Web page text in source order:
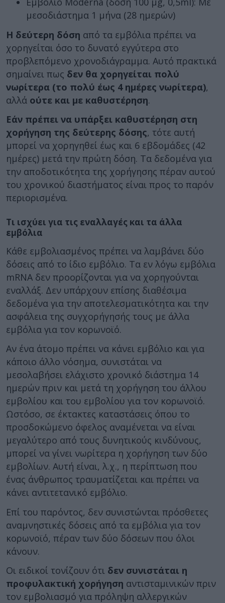
μεσοδιάστημα 1 μήνα (28 ημερών)
Η δεύτερη δόση από τα εμβόλια πρέπει να
χορηγείται όσο το δυνατό εγγύτερα στο
προβλεπόμενο χρονοδιάγραμμα. Αυτό πρακτικά
σημαίνει πως δεν θα χορηγείται πολύ
νωρίτερα (το πολύ έως 4 ημέρες νωρίτερα),
αλλά ούτε και με καθυστέρηση.
Εάν πρέπει να υπάρξει καθυστέρηση στη
χορήγηση της δεύτερης δόσης, τότε αυτή
μπορεί να χορηγηθεί έως και 6 εβδομάδες (42
ημέρες) μετά την πρώτη δόση. Τα δεδομένα για
την αποδοτικότητα της χορήγησης πέραν αυτού
του χρονικού διαστήματος είναι προς το παρόν
περιορισμένα.
Τι ισχύει για τις εναλλαγές και τα άλλα
εμβόλια
Κάθε εμβολιασμένος πρέπει να λαμβάνει δύο
δόσεις από το ίδιο εμβόλιο. Τα εν λόγω εμβόλια
mRNA δεν προορίζονται για να χορηγούνται
εναλλάξ. Δεν υπάρχουν επίσης διαθέσιμα
δεδομένα για την αποτελεσματικότητα και την
ασφάλεια της συγχορήγησής τους με άλλα
εμβόλια για τον κορωνοϊό.
Αν ένα άτομο πρέπει να κάνει εμβόλιο και για
κάποιο άλλο νόσημα, συνιστάται να
μεσολαβήσει ελάχιστο χρονικό διάστημα 14
ημερών πριν και μετά τη χορήγηση του άλλου
εμβολίου και του εμβολίου για τον κορωνοϊό.
Ωστόσο, σε έκτακτες καταστάσεις όπου το
προσδοκώμενο όφελος αναμένεται να είναι
μεγαλύτερο από τους δυνητικούς κινδύνους,
μπορεί να γίνει νωρίτερα η χορήγηση των δύο
εμβολίων. Αυτή είναι, λ.χ., η περίπτωση που
ένας άνθρωπος τραυματίζεται και πρέπει να
κάνει αντιτετανικό εμβόλιο.
Επί του παρόντος, δεν συνιστώνται πρόσθετες
αναμνηστικές δόσεις από τα εμβόλια για τον
κορωνοϊό, πέραν των δύο δόσεων που όλοι
κάνουν.
Οι ειδικοί τονίζουν ότι δεν συνιστάται η
προφυλακτική χορήγηση αντισταμινικών πριν
τον εμβολιασμό για πρόληψη αλλεργικών